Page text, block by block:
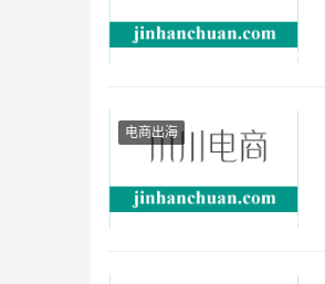
电商出海